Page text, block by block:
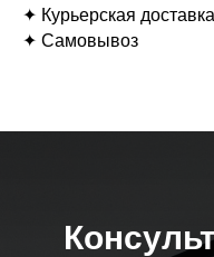
✦ Курьерская
✦ Самовывоз